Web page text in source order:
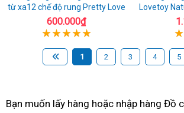
từ xa12 chế độ rung Pretty Love
600.000₫
Lovetoy
1 2 3 4 5
Bạn muốn lấy hàng hoặc nhập hàng Đồ